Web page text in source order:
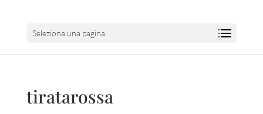
Seleziona una pagina
tiratarossa